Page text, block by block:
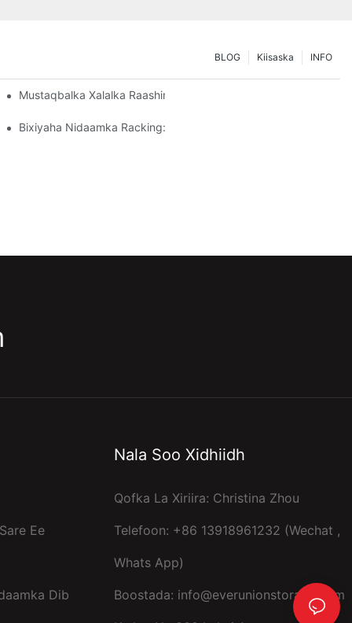
INFO
Kiisaska
BLOG
Kaydinta
Mustaqbalka Xalalka Raashinka Pallet: Isbeddellada Iyo Hal-
Bixiyaha Nidaamka Racking: Qodobbada Muhiimka Ah Ee
Ee
Dib
Nala Soo Xidhiidh
Qofka La Xiriira: Christina Zhou
Telefoon: +86 13918961232 (Wechat ,
Whats App)
Boostada: info@everunionstorage.com